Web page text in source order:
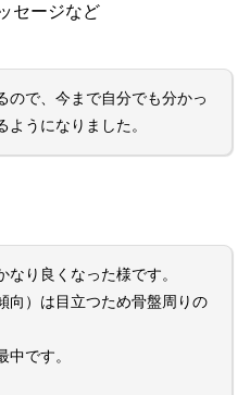
セージなど
ので、今まで自分でも分かっ
うになりました。
り良くなった様です。
向）は目立つため骨盤周りの
です。